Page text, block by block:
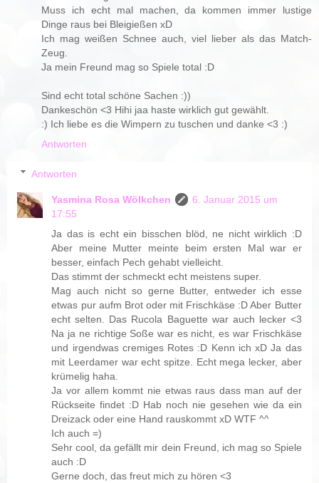
Muss ich echt mal machen, da kommen immer lustige
Dinge raus bei Bleigießen xD
Ich mag weißen Schnee auch, viel lieber als das Match-
Zeug.
Ja mein Freund mag so Spiele total :D
Sind echt total schöne Sachen :))
Dankeschön <3 Hihi jaa haste wirklich gut gewählt.
:) Ich liebe es die Wimpern zu tuschen und danke <3 :)
Antworten
Antworten
Yasmina Rosa Wölkchen
6. Januar 2015 um
17:55
Ja das is echt ein bisschen blöd, ne nicht wirklich :D
Aber meine Mutter meinte beim ersten Mal war er
besser, einfach Pech gehabt vielleicht.
Das stimmt der schmeckt echt meistens super.
Mag auch nicht so gerne Butter, entweder ich esse
etwas pur aufm Brot oder mit Frischkäse :D Aber Butter
echt selten. Das Rucola Baguette war auch lecker <3
Na ja ne richtige Soße war es nicht, es war Frischkäse
und irgendwas cremiges Rotes :D Kenn ich xD Ja das
mit Leerdamer war echt spitze. Echt mega lecker, aber
krümelig haha.
Ja vor allem kommt nie etwas raus dass man auf der
Rückseite findet :D Hab noch nie gesehen wie da ein
Dreizack oder eine Hand rauskommt xD WTF ^^
Ich auch =)
Sehr cool, da gefällt mir dein Freund, ich mag so Spiele
auch :D
Gerne doch, das freut mich zu hören <3